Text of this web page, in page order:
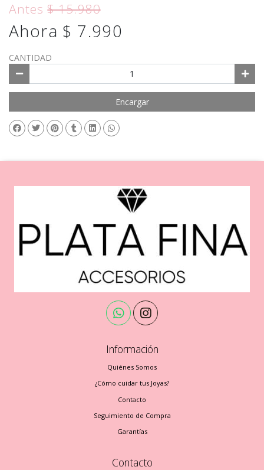
Antes$ 15.980
Ahora $ 7.990
CANTIDAD
Encargar
Información
Quiénes Somos
¿Cómo cuidar tus Joyas?
Contacto
Seguimiento de Compra
Garantías
Contacto